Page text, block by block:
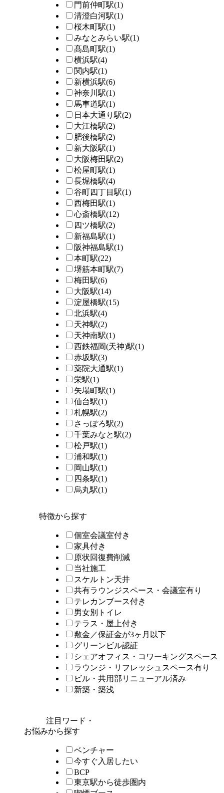
門前仲町駅(1)
清澄白河駅(1)
桜木町駅(1)
みなとみらい駅(1)
髙島町駅(1)
横浜駅(4)
関内駅(1)
新横浜駅(6)
神奈川駅(1)
馬車道駅(1)
日本大通り駅(2)
大江橋駅(2)
肥後橋駅(2)
新大阪駅(1)
大阪梅田駅(2)
松屋町駅(1)
長堀橋駅(4)
谷町四丁目駅(1)
西梅田駅(1)
心斎橋駅(12)
四ツ橋駅(2)
新福島駅(1)
阪神福島駅(1)
本町駅(22)
堺筋本町駅(7)
梅田駅(6)
大阪駅(14)
淀屋橋駅(15)
北浜駅(4)
天神駅(2)
天神南駅(1)
西鉄福岡(天神)駅(1)
赤坂駅(3)
薬院大通駅(1)
栄駅(1)
矢場町駅(1)
仙台駅(1)
札幌駅(2)
さっぽろ駅(2)
千葉みなと駅(2)
松戸駅(1)
浦和駅(1)
岡山駅(1)
四条駅(1)
烏丸駅(1)
特徴から探す
個室会議室付き
家具付き
原状回復費削減
当社施工
スケルトン天井
共有ラウンジスペース・会議室有り
テレカンブース付き
男女別トイレ
テラス・屋上付き
敷金／保証金が3ヶ月以下
グリーンビル認証
シェアオフィス・コワーキングスペース
ラウンジ・リフレッシュスペース有り
ビル・共用部リニューアル済み
新築・築浅
注目ワード・
お悩みから探す
ベンチャー
今すぐ入居したい
BCP
東京駅から徒歩圏内